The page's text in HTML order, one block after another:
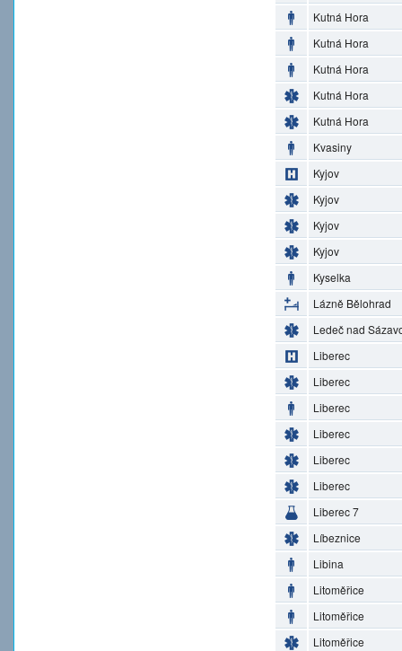
Kutná Hora
Kutná Hora
Kutná Hora
Kutná Hora
Kutná Hora
Kvasiny
Kyjov
Kyjov
Kyjov
Kyjov
Kyselka
Lázně Bělohrad
Ledeč nad
Liberec
Liberec
Liberec
Liberec
Liberec
Liberec
Liberec 7
Líbeznice
Libina
Litoměřice
Litoměřice
Litoměřice